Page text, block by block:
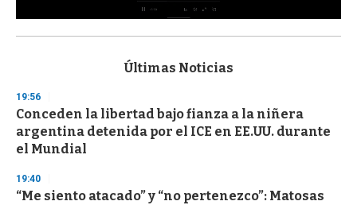
s
d
s
o
f
3
s
e
Últimas Noticias
19:56
Conceden la libertad bajo fianza a la niñera
argentina detenida por el ICE en EE.UU. durante
el Mundial
19:40
“Me siento atacado” y “no pertenezco”: Matosas